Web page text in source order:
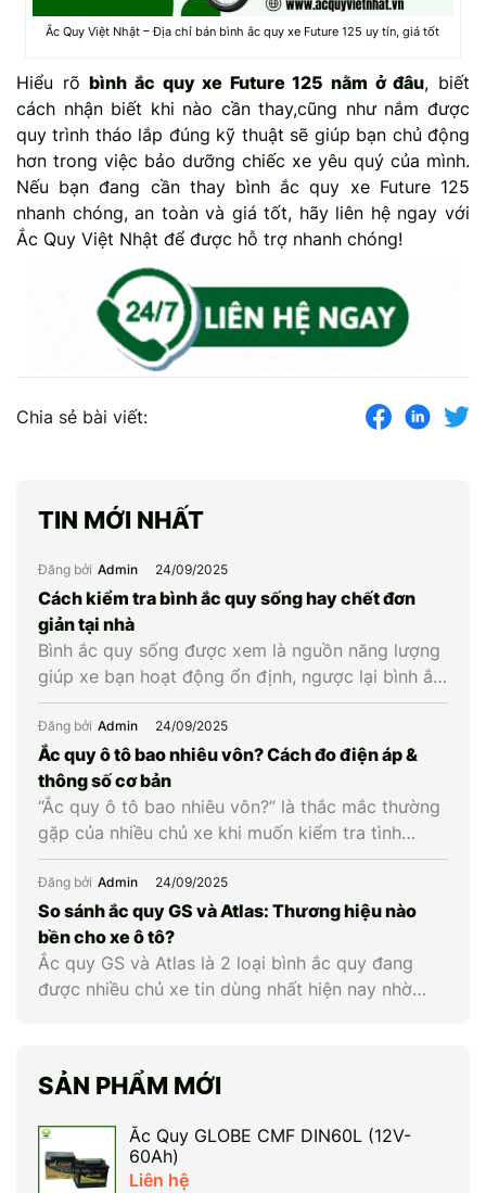
Ắc Quy Việt Nhật – Địa chỉ bán bình ắc quy xe Future 125 uy tín, giá tốt
Hiểu rõbình ắc quy xe Future 125 nằm ở đâu, biết
cách nhận biết khi nào cần thay,cũng như nắm được
quy trình tháo lắp đúng kỹ thuật sẽ giúp bạn chủ động
hơn trong việc bảo dưỡng chiếc xe yêu quý của mình.
Nếu bạn đang cần thay bình ắc quy xe Future 125
nhanh chóng, an toàn và giá tốt, hãy liên hệ ngay với
Ắc Quy Việt Nhật để được hỗ trợ nhanh chóng!
Chia sẻ bài viết:
TIN MỚI NHẤT
Đăng bởi Admin 24/09/2025
Cách kiểm tra bình ắc quy sống hay chết đơn
giản tại nhà
Bình ắc quy sống được xem là nguồn năng lượng
giúp xe bạn hoạt động ổn định, ngược lại bình ắc
quy chết là khi bình cạn năng lượng và không còn
khả năng cung cấp điện cho xe. Vậy làm cách
nào để biết được bình ắc quy xe còn sống hay
chết? Hãy […]
Đăng bởi Admin 24/09/2025
Ắc quy ô tô bao nhiêu vôn? Cách đo điện áp &
thông số cơ bản
“Ắc quy ô tô bao nhiêu vôn?” là thắc mắc thường
gặp của nhiều chủ xe khi muốn kiểm tra tình
trạng bình hay cân nhắc thay mới. Hiểu đúng về
điện áp cùng các thông số liên quan giúp chủ xe
chủ động kiểm tra, bảo dưỡng và thay ắc quy ô
tô kịp […]
Đăng bởi Admin 24/09/2025
So sánh ắc quy GS và Atlas: Thương hiệu nào
bền cho xe ô tô?
Ắc quy GS và Atlas là 2 loại bình ắc quy đang
được nhiều chủ xe tin dùng nhất hiện nay nhờ
ấn tượng với công nghệ hiện đại và hiệu năng
khởi […]
SẢN PHẨM MỚI
Ắc Quy GLOBE CMF DIN60L (12V-
60Ah)
Liên hệ